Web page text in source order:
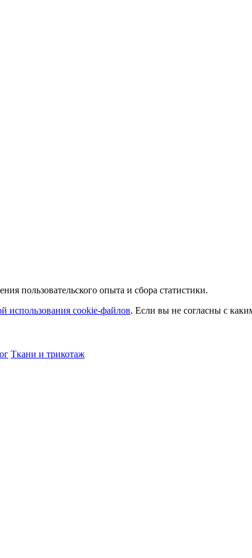
пользовательского опыта и сбора статистики.
использования cookie-файлов. Если вы не согласны с
Ткани и трикотаж